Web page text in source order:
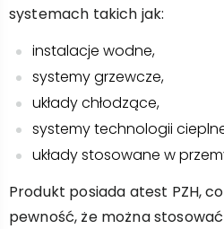
systemach takich jak:
instalacje wodne,
systemy grzewcze,
układy chłodzące,
systemy technologii
układy stosowane w
Produkt posiada atest PZH,
pewność, że można